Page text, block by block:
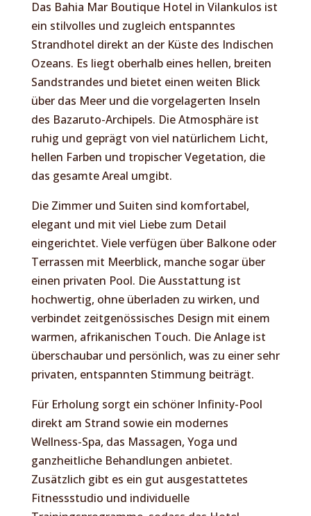
Das Bahia Mar Boutique Hotel in Vilankulos ist
ein stilvolles und zugleich entspanntes
Strandhotel direkt an der Küste des Indischen
Ozeans. Es liegt oberhalb eines hellen, breiten
Sandstrandes und bietet einen weiten Blick
über das Meer und die vorgelagerten Inseln
des Bazaruto-Archipels. Die Atmosphäre ist
ruhig und geprägt von viel natürlichem Licht,
hellen Farben und tropischer Vegetation, die
das gesamte Areal umgibt.
Die Zimmer und Suiten sind komfortabel,
elegant und mit viel Liebe zum Detail
eingerichtet. Viele verfügen über Balkone oder
Terrassen mit Meerblick, manche sogar über
einen privaten Pool. Die Ausstattung ist
hochwertig, ohne überladen zu wirken, und
verbindet zeitgenössisches Design mit einem
warmen, afrikanischen Touch. Die Anlage ist
überschaubar und persönlich, was zu einer sehr
privaten, entspannten Stimmung beiträgt.
Für Erholung sorgt ein schöner Infinity-Pool
direkt am Strand sowie ein modernes
Wellness-Spa, das Massagen, Yoga und
ganzheitliche Behandlungen anbietet.
Zusätzlich gibt es ein gut ausgestattetes
Fitnessstudio und individuelle